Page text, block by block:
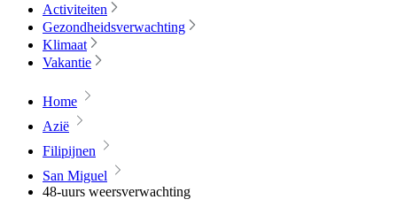
Activiteiten
Gezondheidsverwachting
Klimaat
Vakantie
Home
Azië
Filipijnen
San Miguel
48-uurs weersverwachting